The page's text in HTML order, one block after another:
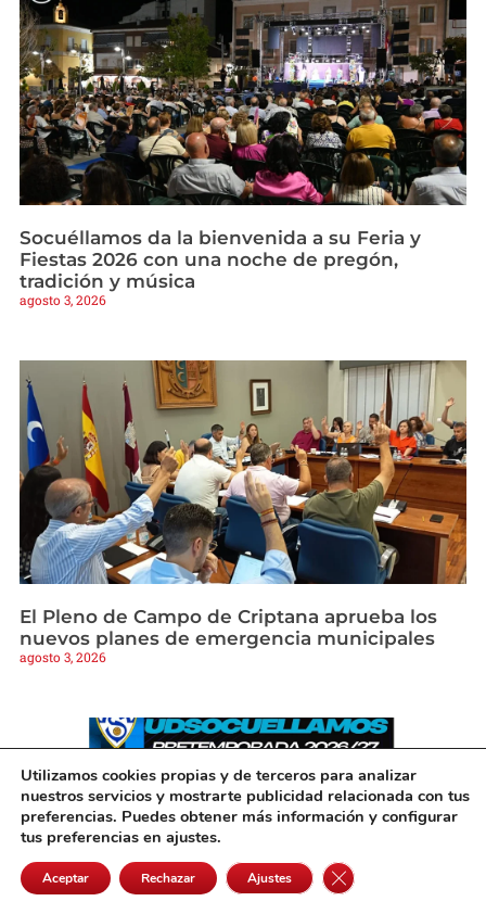
Socuéllamos da la bienvenida a su Feria y
Fiestas 2026 con una noche de pregón,
tradición y música
agosto 3, 2026
El Pleno de Campo de Criptana aprueba los
nuevos planes de emergencia municipales
agosto 3, 2026
Utilizamos cookies propias y de terceros para analizar
nuestros servicios y mostrarte publicidad relacionada con tus
preferencias. Puedes obtener más información y configurar
tus preferencias en ajustes.
Aceptar Rechazar Ajustes Cerrar el banner de